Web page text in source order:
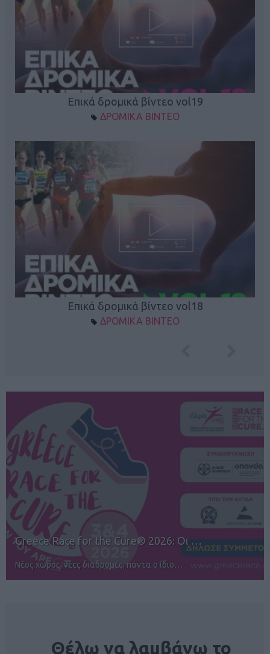
Επικά δρομικά βίντεο vol19
ΔΡΟΜΙΚΑ ΒΙΝΤΕΟ
Επικά δρομικά βίντεο vol18
ΔΡΟΜΙΚΑ ΒΙΝΤΕΟ
12ος TUI Rhodes Marathon:
Αγώνες για όλους στην Ρόδο
Θέλω να λαμβάνω το